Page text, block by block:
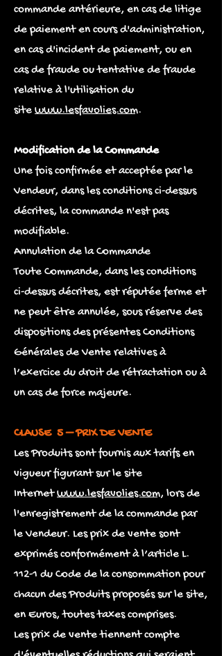
commande antérieure, en cas de litige
de paiement en cours d'administration,
en cas d'incident de paiement, ou en
cas de fraude ou tentative de fraude
relative à l'utilisation du
site www.lesfavolies.com.
Modification de la Commande
Une fois confirmée et acceptée par le
Vendeur, dans les conditions ci-dessus
décrites, la commande n'est pas
modifiable.
Annulation de la Commande
Toute Commande, dans les conditions
ci-dessus décrites, est réputée ferme et
ne peut être annulée, sous réserve des
dispositions des présentes Conditions
Générales de Vente relatives à
l’exercice du droit de rétractation ou à
un cas de force majeure.
CLAUSE 5 – PRIX DE VENTE
Les Produits sont fournis aux tarifs en
vigueur figurant sur le site
Internetwww.lesfavolies.com, lors de
l'enregistrement de la commande par
le Vendeur. Les prix de vente sont
exprimés conformément à l’article L.
112-1 du Code de la consommation pour
chacun des Produits proposés sur le site,
en Euros, toutes taxes comprises.
Les prix de vente tiennent compte